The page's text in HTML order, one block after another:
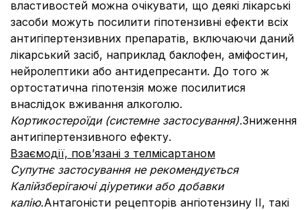
властивостей можна очікувати, що деякі лікарські
засоби можуть посилити гіпотензивні ефекти всіх
антигіпертензивних препаратів, включаючи даний
лікарський засіб, наприклад баклофен, аміфостин,
нейролептики або антидепресанти. До того ж
ортостатична гіпотензія може посилитися
внаслідок вживання алкоголю.
Кортикостероїди (системне застосування).Зниження
антигіпертензивного ефекту.
Взаємодії, пов’язані з телмісартаном
Супутнє застосування не рекомендується
Калійзберігаючі діуретики або добавки
калію.Антагоністи рецепторів ангіотензину II, такі